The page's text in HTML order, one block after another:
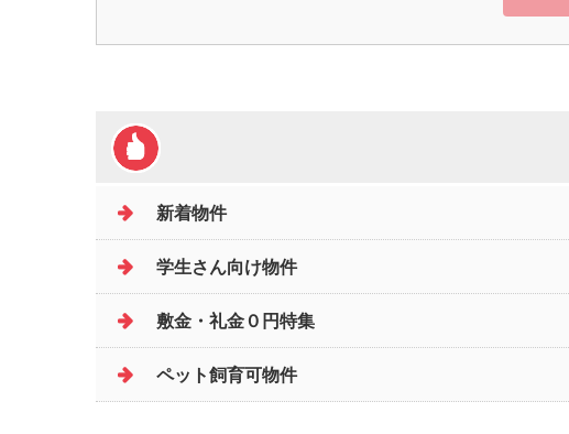
新着物件
学生さん向け物件
敷金・礼金０円特集
ペット飼育可物件